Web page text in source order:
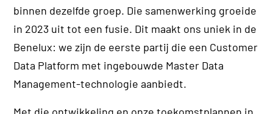
binnen dezelfde groep. Die samenwerking groeide
in 2023 uit tot een fusie. Dit maakt ons uniek in de
Benelux: we zijn de eerste partij die een Customer
Data Platform met ingebouwde Master Data
Management-technologie aanbiedt.